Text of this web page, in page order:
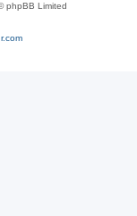
phpBB Limited